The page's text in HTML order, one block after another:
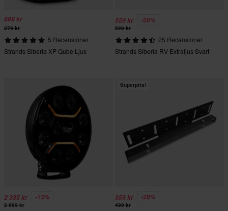
869 kr
879 kr
5 Recensioner
Strands Siberia XP Qube Ljus
559 kr -20%
699 kr
25 Recensioner
Strands Siberia RV Extraljus Svart
2 335 kr -13%
2 699 kr
Superpris!
359 kr -28%
499 kr